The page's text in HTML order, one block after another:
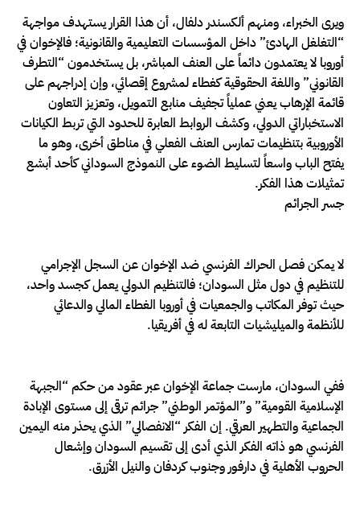
ويرى الخبراء، ومنهم ألكسندر دلفال، أن هذا القرار يستهدف مواجهة
“التغلغل الهادئ” داخل المؤسسات التعليمية والقانونية؛ فالإخوان في
أوروبا لا يعتمدون دائماً على العنف المباشر، بل يستخدمون “التطرف
القانوني” واللغة الحقوقية كغطاء لمشروع إقصائي، وإن إدراجهم على
قائمة الإرهاب يعني عملياً تجفيف منابع التمويل، وتعزيز التعاون
الاستخباراتي الدولي، وكشف الروابط العابرة للحدود التي تربط الكيانات
الأوروبية بتنظيمات تمارس العنف الفعلي في مناطق أخرى، وهو ما
يفتح الباب واسعاً لتسليط الضوء على النموذج السوداني كأحد أبشع
تمثيلات هذا الفكر.
جسر الجرائم
لا يمكن فصل الحراك الفرنسي ضد الإخوان عن السجل الإجرامي
للتنظيم في دول مثل السودان؛ فالتنظيم الدولي يعمل كجسد واحد،
حيث توفر المكاتب والجمعيات في أوروبا الغطاء المالي والدعائي
للأنظمة والميليشيات التابعة له في أفريقيا.
ففي السودان، مارست جماعة الإخوان عبر عقود من حكم “الجبهة
الإسلامية القومية” و”المؤتمر الوطني” جرائم ترقى إلى مستوى الإبادة
الجماعية والتطهير العرقي. إن الفكر “الانفصالي” الذي يحذر منه اليمين
الفرنسي هو ذاته الفكر الذي أدى إلى تقسيم السودان وإشعال
الحروب الأهلية في دارفور وجنوب كردفان والنيل الأزرق.